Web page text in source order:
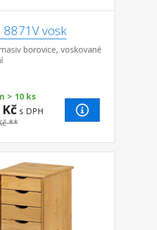
vosk
borovice, voskované
> 10 ks
s DPH
**